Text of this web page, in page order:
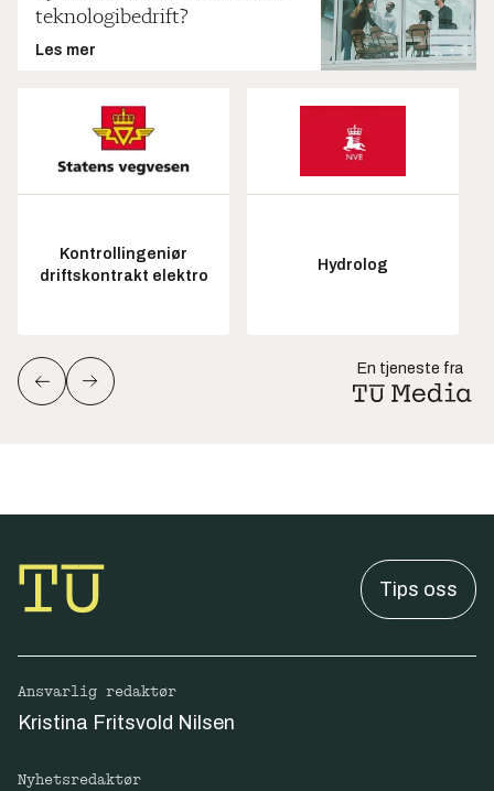
teknologibedrift?
Les mer
Kontrollingeniør
driftskontrakt elektro
Hydrolog
En tjeneste fra
Tips oss
Ansvarlig redaktør
Kristina Fritsvold Nilsen
Nyhetsredaktør